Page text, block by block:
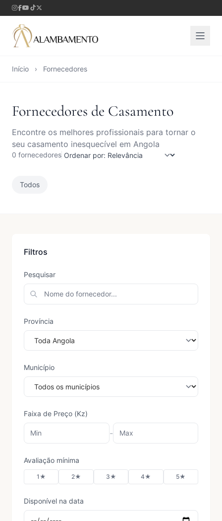
Início › Fornecedores
Fornecedores de Casamento
Encontre os melhores profissionais para tornar o
seu casamento inesquecível em Angola
0 fornecedores
Todos
Filtros
Pesquisar
Província
Município
Faixa de Preço (Kz)
-
Avaliação mínima
1★ 2★ 3★ 4★ 5★
Disponível na data